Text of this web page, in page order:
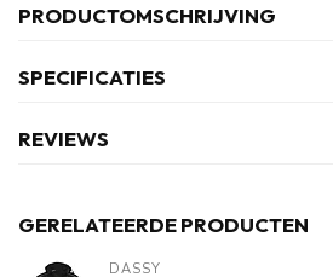
PRODUCTOMSCHRIJVING
SPECIFICATIES
REVIEWS
GERELATEERDE PRODUCTEN
DASSY